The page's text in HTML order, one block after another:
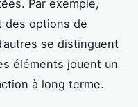
Par exemple,
des options de
se distinguent
éléments jouent un
à long terme.